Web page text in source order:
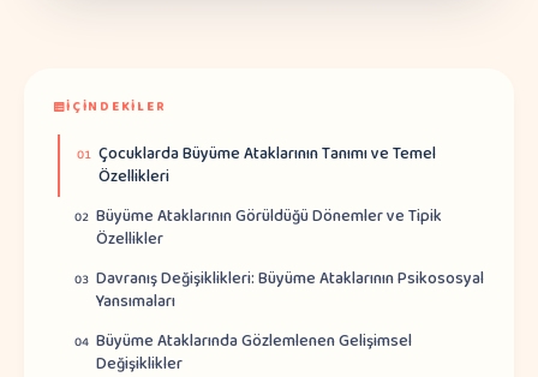
İÇINDEKILER
01 Çocuklarda Büyüme Ataklarının Tanımı ve Temel
Özellikleri
02 Büyüme Ataklarının Görüldüğü Dönemler ve Tipik
Özellikler
03 Davranış Değişiklikleri: Büyüme Ataklarının Psikososyal
Yansımaları
04 Büyüme Ataklarında Gözlemlenen Gelişimsel
Değişiklikler